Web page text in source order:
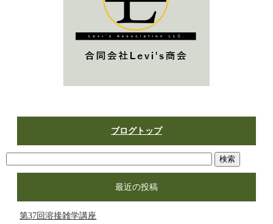
ブログトップ
最近の投稿
第37回溶接雑学講座